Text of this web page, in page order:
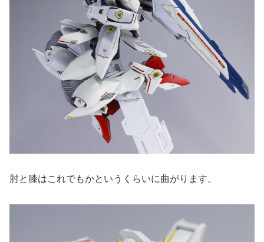
肘と膝はこれでもかというくらいに曲がります。